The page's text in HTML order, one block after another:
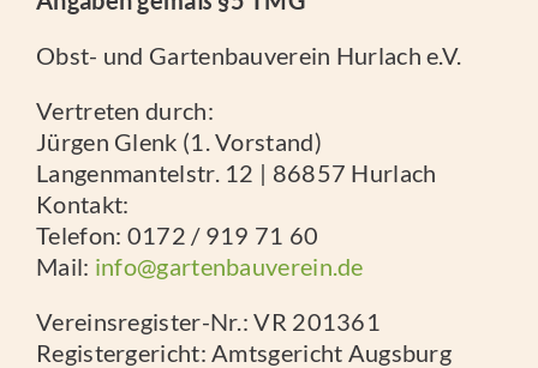
IMPRESSIONEN
UNSERE STREUOBSTWIESE
Obst- und Gartenbauverein Hurlach e.V.
Vertreten durch:
Jürgen Glenk (1. Vorstand)
Langenmantelstr. 12 | 86857 Hurlach
Kontakt:
Telefon: 0172 / 919 71 60
Mail: info@gartenbauverein.de
Vereinsregister-Nr.: VR 201361
Registergericht: Amtsgericht Augsburg